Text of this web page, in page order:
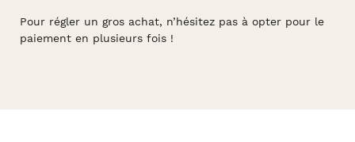
Pour régler un gros achat, n’hésitez pas à opter pour le
paiement en plusieurs fois !